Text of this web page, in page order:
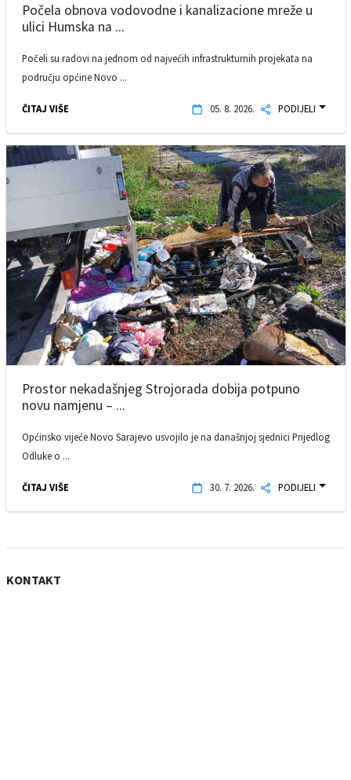
Počela obnova vodovodne i kanalizacione mreže u
ulici Humska na ...
Počeli su radovi na jednom od najvećih infrastrukturnih projekata na
području općine Novo ...
ČITAJ VIŠE 05. 8. 2026. PODIJELI
Prostor nekadašnjeg Strojorada dobija potpuno
novu namjenu – ...
Općinsko vijeće Novo Sarajevo usvojilo je na današnjoj sjednici Prijedlog
Odluke o ...
ČITAJ VIŠE 30. 7. 2026. PODIJELI
KONTAKT